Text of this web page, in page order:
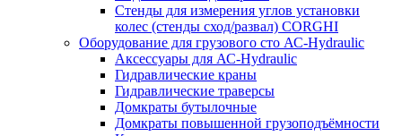
Стенды для измерения углов установки
колес (стенды сход/развал) CORGHI
Оборудование для грузового сто АС-Hydraulic
Аксессуары для АС-Hydraulic
Гидравлические краны
Гидравлические траверсы
Домкраты бутылочные
Домкраты повышенной грузоподъёмности